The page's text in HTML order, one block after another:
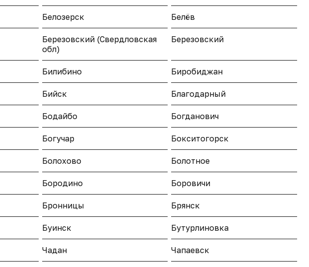
Белозерск Белёв
Березовский (Свердловская
обл)
Березовский
Билибино Биробиджан
Бийск Благодарный
Бодайбо Богданович
Богучар Бокситогорск
Болохово Болотное
Бородино Боровичи
Бронницы Брянск
Буинск Бутурлиновка
Чадан Чапаевск